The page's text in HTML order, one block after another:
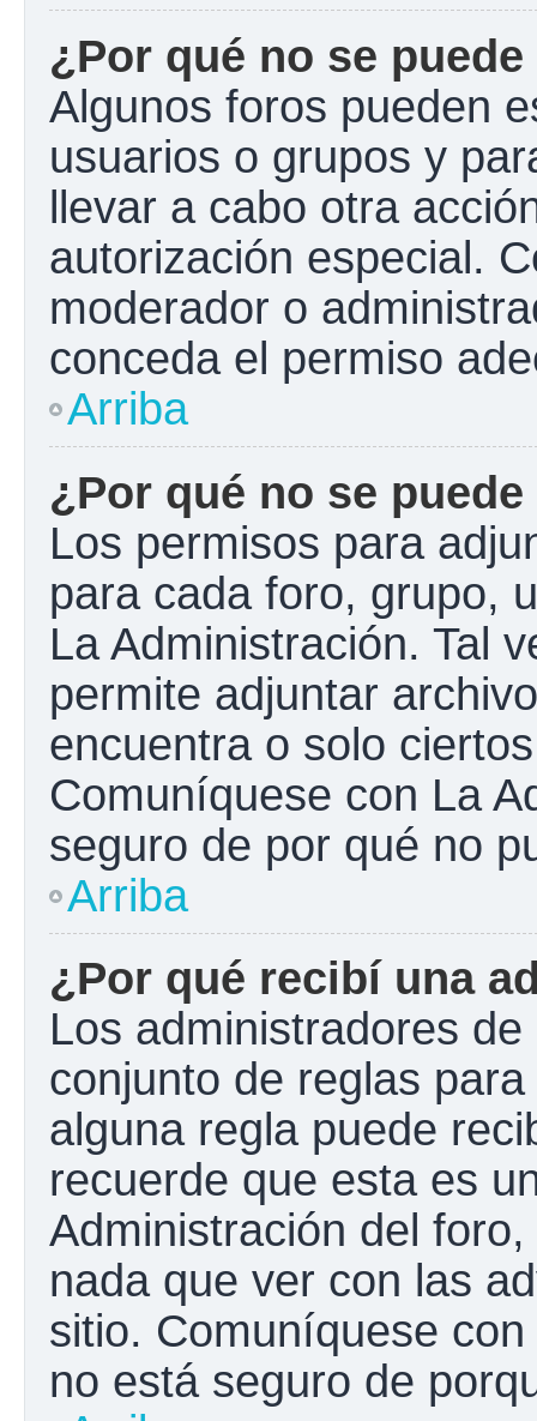
¿Por qué no se
Algunos foros pueden
usuarios o grupos y
llevar a cabo otra
autorización especial.
moderador o
conceda el permiso
Arriba
¿Por qué no se
Los permisos para
para cada foro, grupo,
La Administración. Tal
permite adjuntar
encuentra o solo
Comuníquese con La
seguro de por qué no
Arriba
¿Por qué recibí una
Los administradores
conjunto de reglas
alguna regla puede
recuerde que esta es
Administración del
nada que ver con las
sitio. Comuníquese
no está seguro de